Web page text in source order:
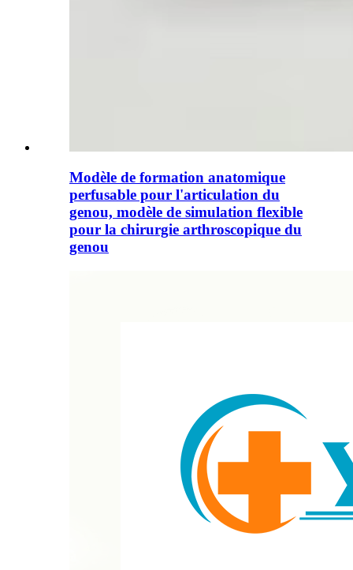
Modèle de formation anatomique
perfusable pour l'articulation du
genou, modèle de simulation flexible
pour la chirurgie arthroscopique du
genou